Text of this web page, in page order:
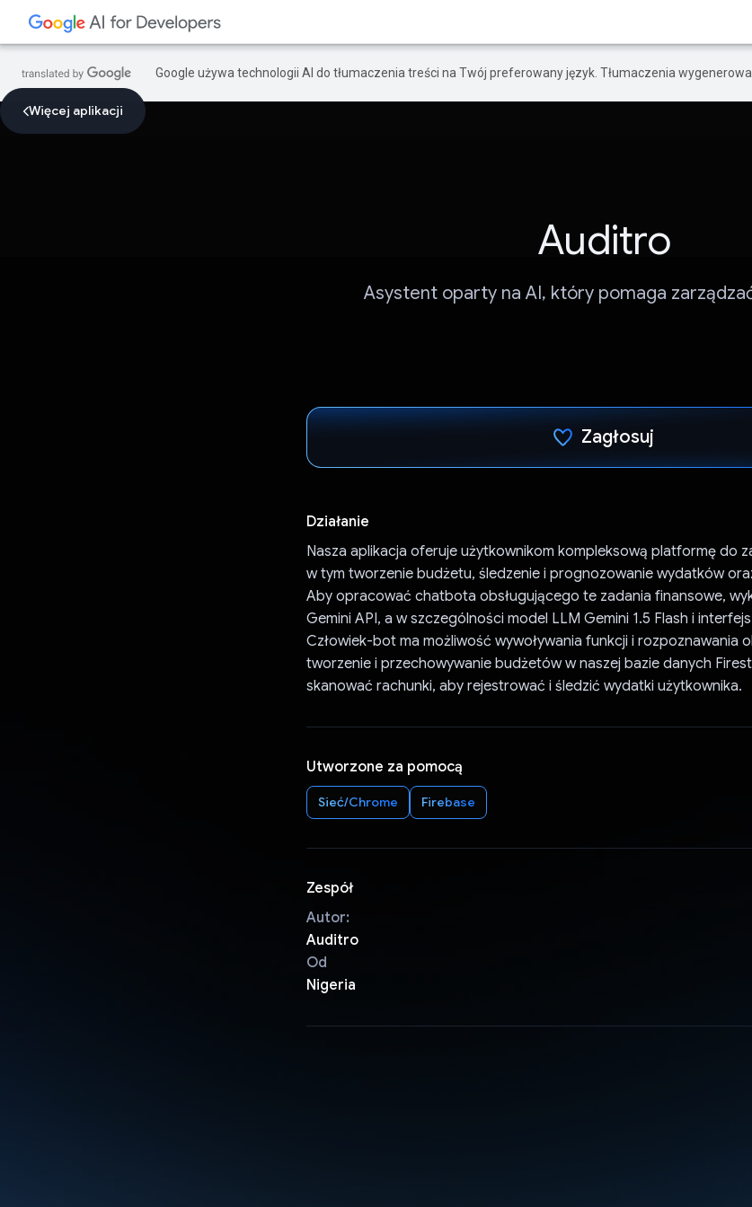
Google używa technologii AI do tłumaczenia treści na Twój preferowany język. Tłumaczenia
Więcej aplikacji
Auditro
Asystent oparty na AI, który pomaga
Zagłosuj
Działanie
Nasza aplikacja oferuje użytkownikom kompleksową platformę do
w tym tworzenie budżetu, śledzenie i prognozowanie wydatków
Aby opracować chatbota obsługującego te zadania finansowe,
Gemini API, a w szczególności model LLM Gemini 1.5 Flash i
Człowiek-bot ma możliwość wywoływania funkcji i rozpoznawania
tworzenie i przechowywanie budżetów w naszej bazie danych
skanować rachunki, aby rejestrować i śledzić wydatki użytkownika.
Utworzone za pomocą
Sieć/Chrome Firebase
Zespół
Autor:
Auditro
Od
Nigeria